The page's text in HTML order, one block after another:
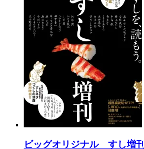
ビッグオリジナル すし増刊